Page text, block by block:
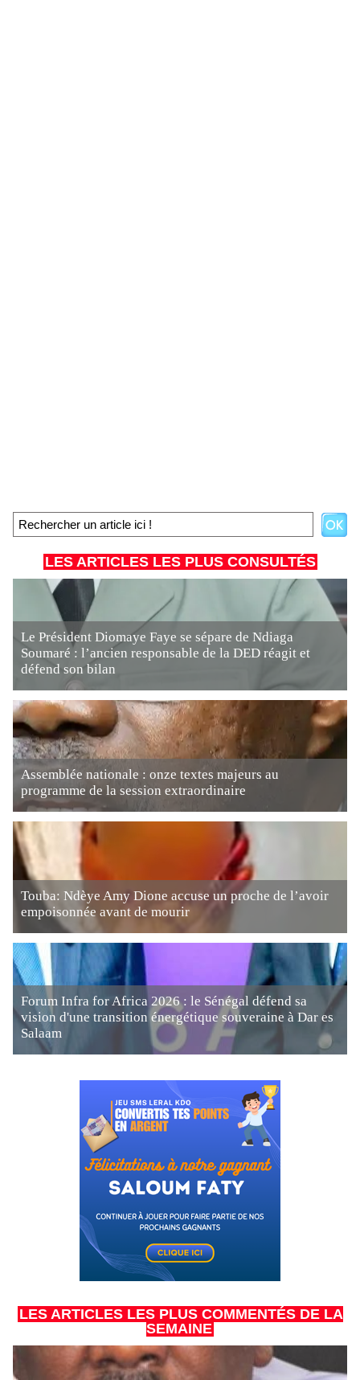
LES ARTICLES LES PLUS CONSULTÉS
Le Président Diomaye Faye se sépare de Ndiaga
Soumaré : l’ancien responsable de la DED réagit et
défend son bilan
Assemblée nationale : onze textes majeurs au
programme de la session extraordinaire
Touba: Ndèye Amy Dione accuse un proche de l’avoir
empoisonnée avant de mourir
Forum Infra for Africa 2026 : le Sénégal défend sa
vision d'une transition énergétique souveraine à Dar es
Salaam
LES ARTICLES LES PLUS COMMENTÉS DE LA
SEMAINE